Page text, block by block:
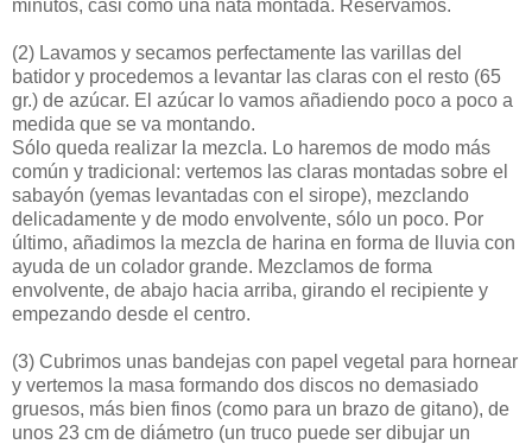
minutos, casi como una nata montada. Reservamos.
(2) Lavamos y secamos perfectamente las varillas del
batidor y procedemos a levantar las claras con el resto (65
gr.) de azúcar. El azúcar lo vamos añadiendo poco a poco a
medida que se va montando.
Sólo queda realizar la mezcla. Lo haremos de modo más
común y tradicional: vertemos las claras montadas sobre el
sabayón (yemas levantadas con el sirope), mezclando
delicadamente y de modo envolvente, sólo un poco. Por
último, añadimos la mezcla de harina en forma de lluvia con
ayuda de un colador grande. Mezclamos de forma
envolvente, de abajo hacia arriba, girando el recipiente y
empezando desde el centro.
(3) Cubrimos unas bandejas con papel vegetal para hornear
y vertemos la masa formando dos discos no demasiado
gruesos, más bien finos (como para un brazo de gitano), de
unos 23 cm de diámetro (un truco puede ser dibujar un